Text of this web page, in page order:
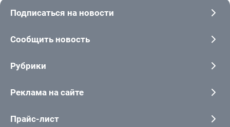
Подписаться на новости
Сообщить новость
Рубрики
Реклама на сайте
Прайс-лист